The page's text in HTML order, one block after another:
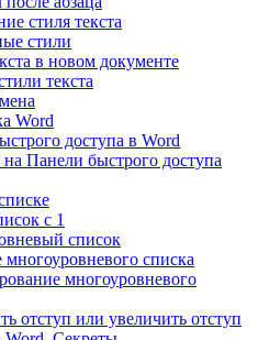
стиля текста
стили
в новом документе
текста
Word
доступа в Word
Панели быстрого доступа
с 1
список
списка
многоуровневого
отступ или увеличить отступ